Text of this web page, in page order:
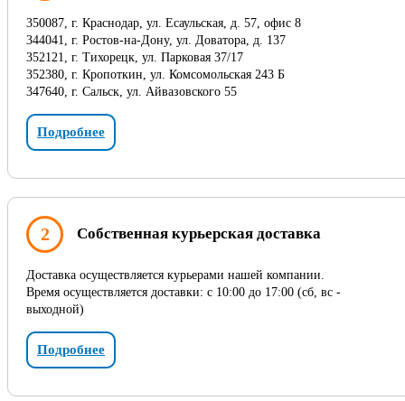
350087, г. Краснодар, ул. Есаульская, д. 57, офис 8
344041, г. Ростов-на-Дону, ул. Доватора, д. 137
352121, г. Тихорецк, ул. Парковая 37/17
352380, г. Кропоткин, ул. Комсомольская 243 Б
347640, г. Сальск, ул. Айвазовского 55
Подробнее
2 Собственная курьерская доставка
Доставка осуществляется курьерами нашей компании.
Время осуществляется доставки: с 10:00 до 17:00 (сб, вс -
выходной)
Подробнее